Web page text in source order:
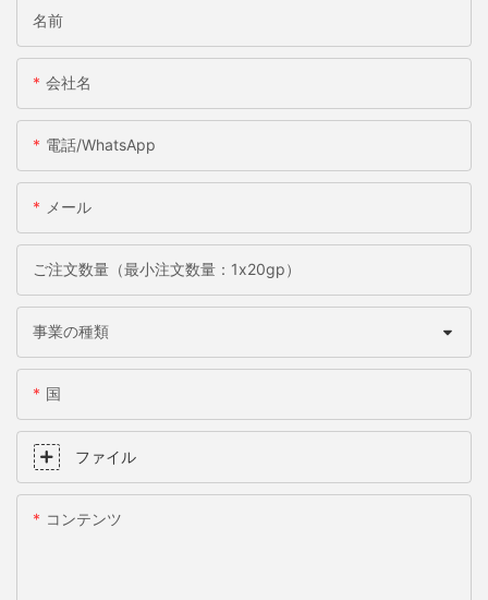
名前
会社名
電話/WhatsApp
メール
ご注文数量（最小注文数量：1x20gp）
事業の種類
国
ファイル
コンテンツ